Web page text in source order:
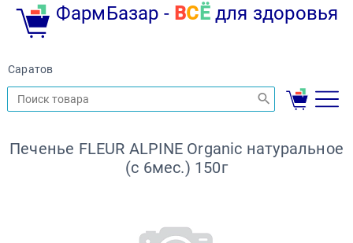
ФармБазар - ВС Ёдля здоровья
Саратов
Печенье FLEUR ALPINE Organic натуральное
(с 6мес.) 150г